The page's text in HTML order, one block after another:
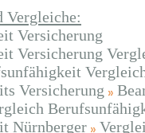
Vergleiche:
Versicherung
Versicherung
Versicherung
Nürnberger